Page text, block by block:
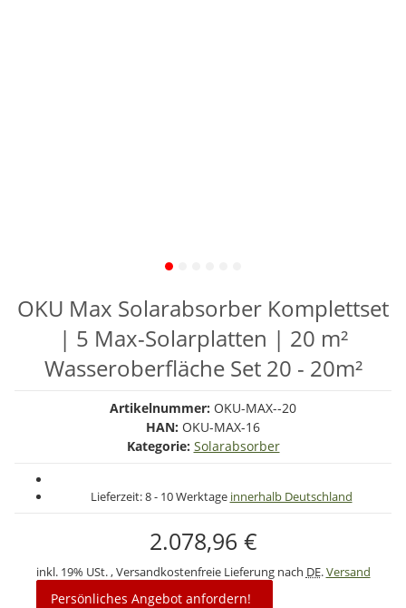
OKU Max Solarabsorber Komplettset
| 5 Max-Solarplatten | 20 m²
Wasseroberfläche Set 20 - 20m²
Artikelnummer: OKU-MAX--20
HAN: OKU-MAX-16
Kategorie: Solarabsorber
Lieferzeit:8 - 10 Werktage innerhalb Deutschland
2.078,96 €
inkl. 19% USt. , Versandkostenfreie Lieferung nach DE.Versand
Persönliches Angebot anfordern!